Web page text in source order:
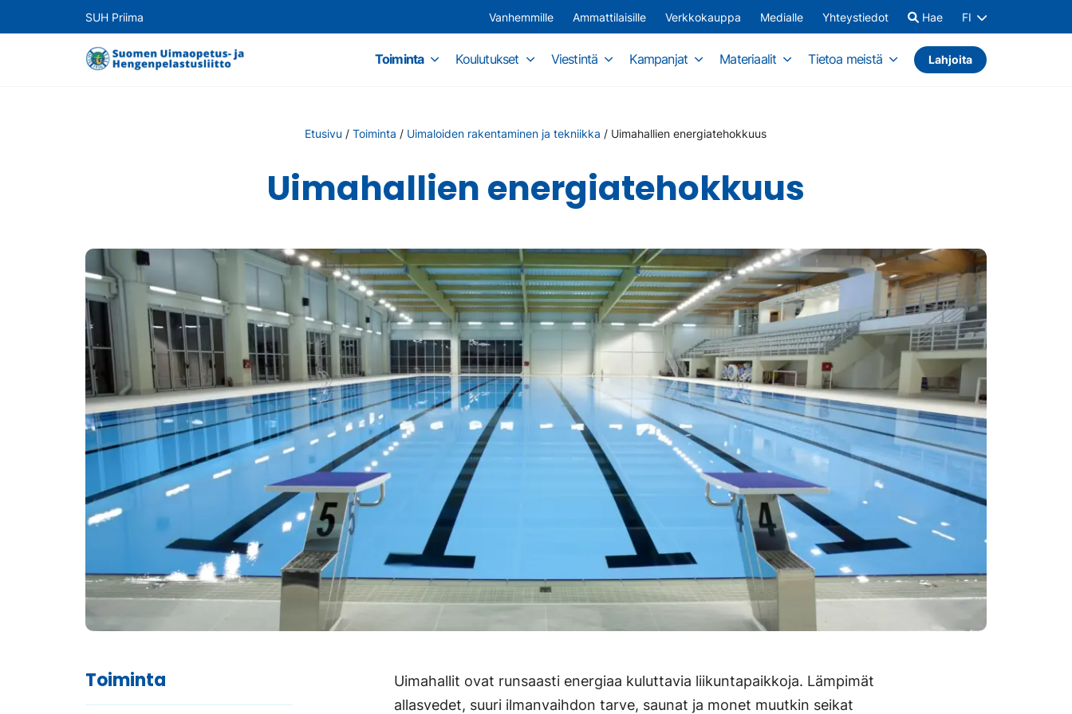
SUH Priima Vanhemmille Ammattilaisille Verkkokauppa Medialle Yhteystiedot Hae FI
Toiminta Koulutukset Viestintä Kampanjat Materiaalit Tietoa meistä Lahjoita
Etusivu /Toiminta / Uimaloiden rakentaminen ja tekniikka / Uimahallien energiatehokkuus
Uimahallien energiatehokkuus
Toiminta
Uimahallit ovat runsaasti energiaa kuluttavia liikuntapaikkoja. Lämpimät
allasvedet, suuri ilmanvaihdon tarve, saunat ja monet muutkin seikat